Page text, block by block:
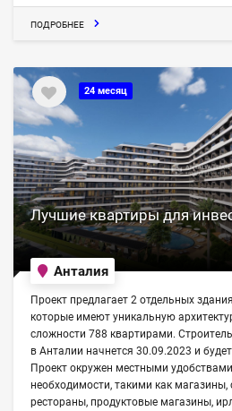
ПОДРОБНЕЕ
24 месяц
Лучшие квартиры для
Анталия
Проект предлагает 2 отдельных
которые имеют уникальную
сложности 788 квартирами.
в Анталии начнется 30.09.2023 и
Проект окружен местными
необходимости, такими как магазины,
рестораны, продуктовые магазины,